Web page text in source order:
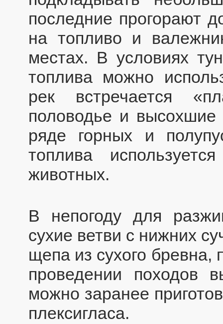
последние прогорают
на топливо и
местах. В условиях
топлива можно
рек встречается
половодье и
ряде горных и
топлива
животных.
В непогоду для
сухие ветви с нижних
щепа из сухого бревна,
проведении походов
можно заранее
плексигласа.